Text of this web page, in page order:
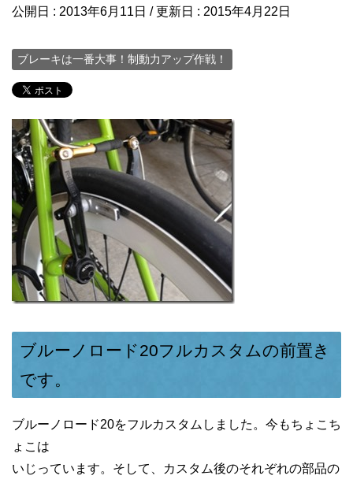
公開日 : 2013年6月11日 / 更新日 : 2015年4月22日
ブレーキは一番大事！制動力アップ作戦！
ブルーノロード20フルカスタムの前置き
です。
ブルーノロード20をフルカスタムしました。今もちょこち
ょこは
いじっています。そして、カスタム後のそれぞれの部品の